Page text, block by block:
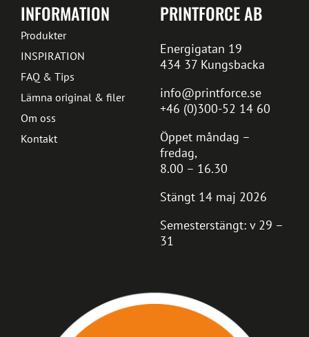
PRINTFORCE AB
Energigatan 19
434 37 Kungsbacka
info@printforce.se
+46 (0)300-52 14 60
Öppet måndag –
fredag,
8.00 – 16.30
Stängt 14 maj 2026
Semesterstängt: v 29 –
31
INFORMATION
Produkter
INSPIRATION
FAQ & Tips
Lämna original & filer
Om oss
Kontakt